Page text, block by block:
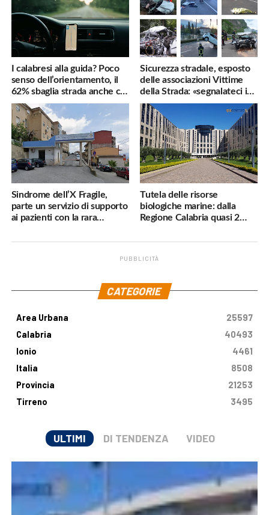
I calabresi alla guida? Poco
senso dell’orientamento, il
62% sbaglia strada anche col
navigatore
Sicurezza stradale, esposto
delle associazioni Vittime
della Strada: «segnalateci i
pericoli, interverremo
subito»
Sindrome dell’X Fragile,
parte un servizio di supporto
ai pazienti con la rara
Tutela delle risorse
biologiche marine: dalla
Regione Calabria quasi 2
PUBBLICITÀ
CATEGORIE
Area Urbana
25597
Calabria
40493
Ionio
4461
Italia
8508
Provincia
21253
Tirreno
3495
ULTIMI DI TENDENZA VIDEO